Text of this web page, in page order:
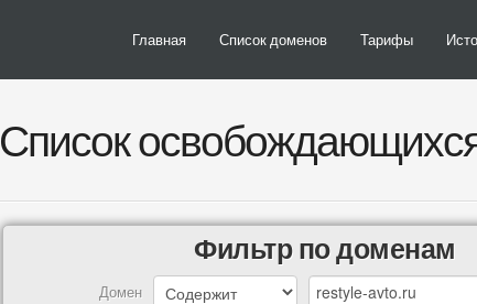
Главная Список доменов Тарифы
Список
Фильтр по доменам
Домен